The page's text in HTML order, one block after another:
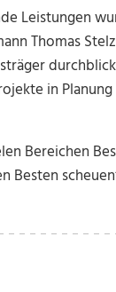
Leistungen
Thomas
in
Bereichen